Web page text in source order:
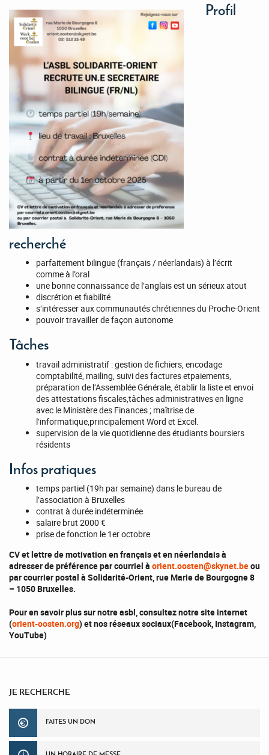
Profil
recherché
parfaitement bilingue (français / néerlandais) à l’écrit
comme à l’oral
une bonne connaissance de l’anglais est un sérieux atout
discrétion et fiabilité
s’intéresser aux communautés chrétiennes du Proche-Orient
pouvoir travailler de façon autonome
Tâches
travail administratif : gestion de fichiers, encodage
comptabilité, mailing, suivi des factures etpaiements,
préparation de l’Assemblée Générale, établir la liste et envoi
des attestations fiscales,tâches administratives en ligne
avec le Ministère des Finances ; maîtrise de
l’informatique,principalement Word et Excel.
supervision de la vie quotidienne des étudiants boursiers
résidents
Infos pratiques
temps partiel (19h par semaine) dans le bureau de
l’association à Bruxelles
contrat à durée indéterminée
salaire brut 2000 €
prise de fonction le 1er octobre
CV et lettre de motivation en français et en néerlandais à
adresser de préférence par courriel à orient.oosten@skynet.beou
par courrier postal à Solidarité-Orient, rue Marie de Bourgogne 8
– 1050 Bruxelles.
Pour en savoir plus sur notre asbl, consultez notre site internet
(orient-oosten.org) et nos réseaux sociaux(Facebook, Instagram,
YouTube)
JE RECHERCHE
FAITES UN DON